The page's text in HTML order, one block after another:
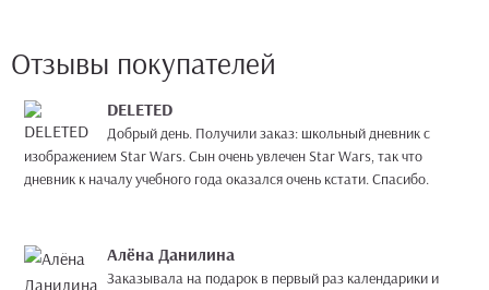
Отзывы покупателей
DELETED
Добрый день. Получили заказ: школьный дневник с
изображением Star Wars. Сын очень увлечен Star Wars, так что
дневник к началу учебного года оказался очень кстати. Спасибо.
Алёна Данилина
Заказывала на подарок в первый раз календарики и